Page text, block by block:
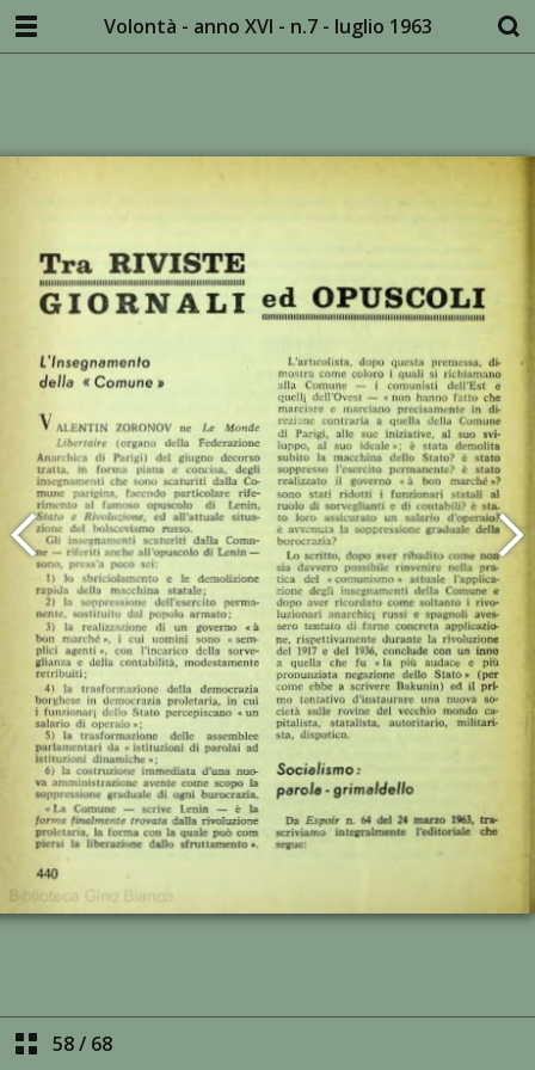
Volontà - anno XVI - n.7 - luglio 1963
58/ 68